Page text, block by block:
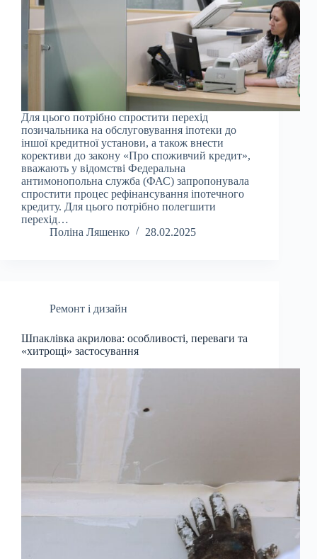
Для цього потрібно спростити перехід
позичальника на обслуговування іпотеки до
іншої кредитної установи, а також внести
корективи до закону «Про споживчий кредит»,
вважають у відомстві Федеральна
антимонопольна служба (ФАС) запропонувала
спростити процес рефінансування іпотечного
кредиту. Для цього потрібно полегшити
перехід…
Поліна Ляшенко
28.02.2025
Ремонт і дизайн
Шпаклівка акрилова: особливості, переваги та
«хитрощі» застосування